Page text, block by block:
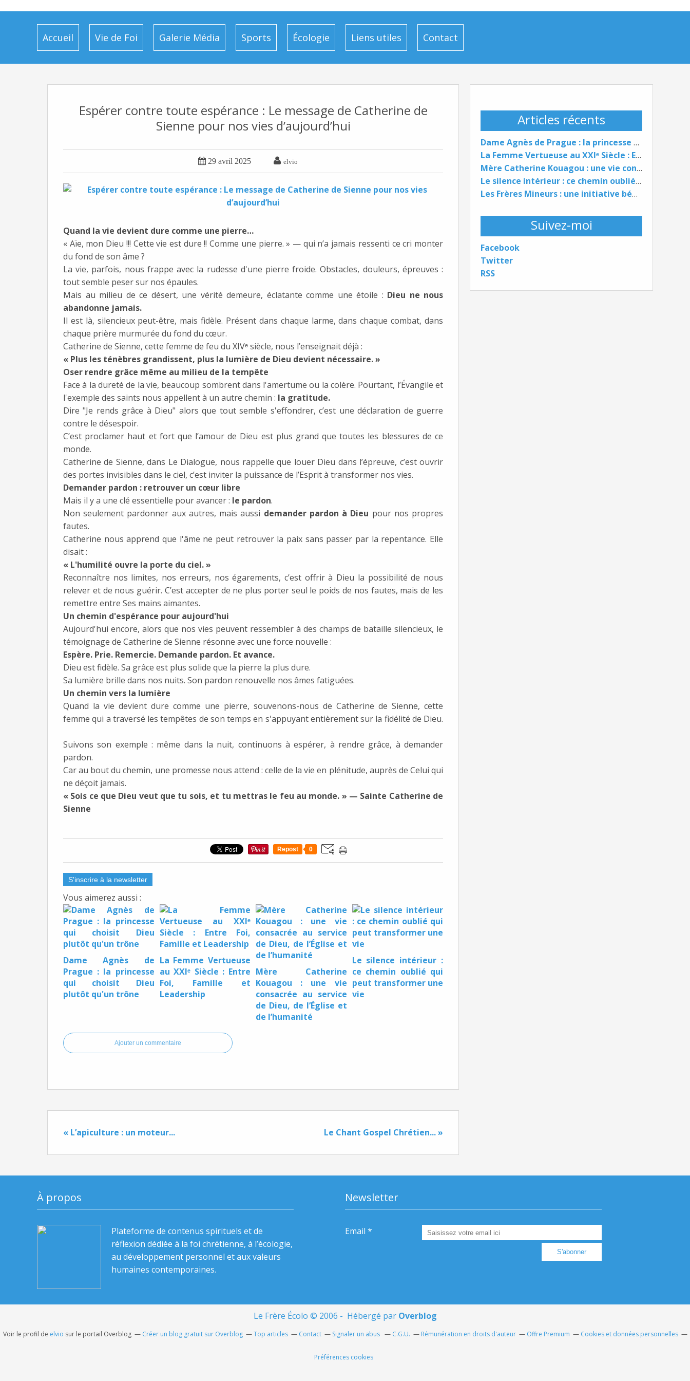
Accueil Vie de Foi Galerie Média Sports Écologie Liens utiles Contact
Articles récents
Dame Agnès de Prague : la princesse qui choisit Dieu plutôt qu'un trône
La Femme Vertueuse au XXIᵉ Siècle : Entre Foi, Famille et Leadership
Mère Catherine Kouagou : une vie consacrée au service de Dieu, de l’Église et de l’humanité
Le silence intérieur : ce chemin oublié qui peut transformer une vie
Les Frères Mineurs : une initiative bénie au service de la fraternité et du bien commun
Suivez-moi
Facebook
Twitter
RSS
Espérer contre toute espérance : Le message de Catherine de
Sienne pour nos vies d’aujourd’hui
 29 avril 2025  elvio
Quand la vie devient dure comme une pierre…
« Aïe, mon Dieu !!! Cette vie est dure !! Comme une pierre. » — qui n’a jamais ressenti ce cri monter
du fond de son âme ?
La vie, parfois, nous frappe avec la rudesse d'une pierre froide. Obstacles, douleurs, épreuves :
tout semble peser sur nos épaules.
Mais au milieu de ce désert, une vérité demeure, éclatante comme une étoile : Dieu ne nous
abandonne jamais.
Il est là, silencieux peut-être, mais fidèle. Présent dans chaque larme, dans chaque combat, dans
chaque prière murmurée du fond du cœur.
Catherine de Sienne, cette femme de feu du XIVᵉ siècle, nous l’enseignait déjà :
« Plus les ténèbres grandissent, plus la lumière de Dieu devient nécessaire. »
Oser rendre grâce même au milieu de la tempête
Face à la dureté de la vie, beaucoup sombrent dans l'amertume ou la colère. Pourtant, l’Évangile et
l'exemple des saints nous appellent à un autre chemin : la gratitude.
Dire "Je rends grâce à Dieu" alors que tout semble s'effondrer, c’est une déclaration de guerre
contre le désespoir.
C’est proclamer haut et fort que l’amour de Dieu est plus grand que toutes les blessures de ce
monde.
Catherine de Sienne, dans Le Dialogue, nous rappelle que louer Dieu dans l’épreuve, c’est ouvrir
des portes invisibles dans le ciel, c’est inviter la puissance de l’Esprit à transformer nos vies.
Demander pardon : retrouver un cœur libre
Mais il y a une clé essentielle pour avancer : le pardon.
Non seulement pardonner aux autres, mais aussi demander pardon à Dieu pour nos propres
fautes.
Catherine nous apprend que l'âme ne peut retrouver la paix sans passer par la repentance. Elle
disait :
« L'humilité ouvre la porte du ciel. »
Reconnaître nos limites, nos erreurs, nos égarements, c’est offrir à Dieu la possibilité de nous
relever et de nous guérir. C’est accepter de ne plus porter seul le poids de nos fautes, mais de les
remettre entre Ses mains aimantes.
Un chemin d'espérance pour aujourd'hui
Aujourd'hui encore, alors que nos vies peuvent ressembler à des champs de bataille silencieux, le
témoignage de Catherine de Sienne résonne avec une force nouvelle :
Espère. Prie. Remercie. Demande pardon. Et avance.
Dieu est fidèle. Sa grâce est plus solide que la pierre la plus dure.
Sa lumière brille dans nos nuits. Son pardon renouvelle nos âmes fatiguées.
Un chemin vers la lumière
Quand la vie devient dure comme une pierre, souvenons-nous de Catherine de Sienne, cette
femme qui a traversé les tempêtes de son temps en s'appuyant entièrement sur la fidélité de Dieu.
Suivons son exemple : même dans la nuit, continuons à espérer, à rendre grâce, à demander
pardon.
Car au bout du chemin, une promesse nous attend : celle de la vie en plénitude, auprès de Celui qui
ne déçoit jamais.
« Sois ce que Dieu veut que tu sois, et tu mettras le feu au monde. » — Sainte Catherine de
Sienne
Repost 0
S'inscrire à la newsletter
Vous aimerez aussi :
Dame Agnès de
Prague : la princesse
qui choisit Dieu
plutôt qu'un trône
La Femme Vertueuse
au XXIᵉ Siècle : Entre
Foi, Famille et
Leadership
Mère Catherine
Kouagou : une vie
consacrée au service
de Dieu, de l’Église et
de l’humanité
Le silence intérieur :
ce chemin oublié qui
peut transformer une
vie
Ajouter un commentaire
« L’apiculture : un moteur... Le Chant Gospel Chrétien... »
À propos
Plateforme de contenus spirituels et de
réflexion dédiée à la foi chrétienne, à l’écologie,
au développement personnel et aux valeurs
humaines contemporaines.
Newsletter
Email
Le Frère Écolo © 2006 - Hébergé par Overblog
Voir le profil de elvio sur le portail Overblog Créer un blog gratuit sur Overblog Top articles Contact Signaler un abus C.G.U. Rémunération en droits d'auteur Offre Premium Cookies et données personnelles
Préférences cookies